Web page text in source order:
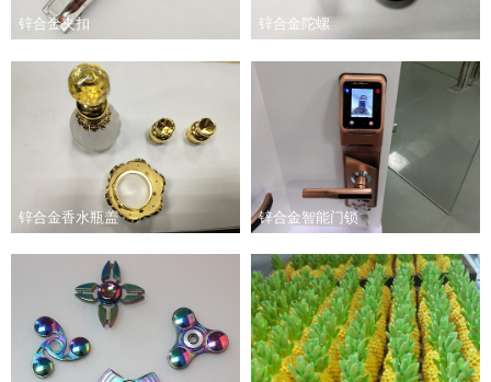
锌合金夹扣 锌合金陀螺
锌合金香水瓶盖 锌合金智能门锁